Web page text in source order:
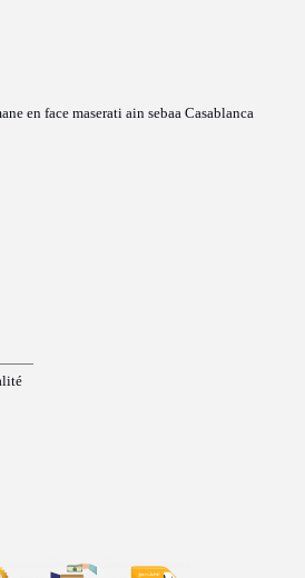
en face maserati ain sebaa Casablanca